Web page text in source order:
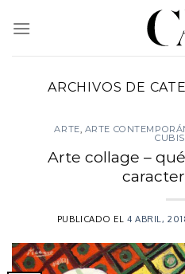
ARCHIVOS DE
ARTE, ARTE
Arte collage –
PUBLICADO EL4 ABRIL,